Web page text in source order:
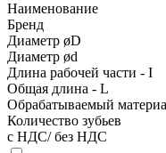
Наименование
Бренд
Диаметр øD
Диаметр ød
Длина рабочей части - I
Общая длина - L
Обрабатываемый
Количество зубьев
с НДС/ без НДС